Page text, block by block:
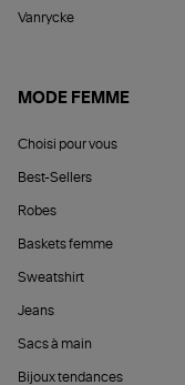
Vanrycke
MODE FEMME
Choisi pour vous
Best-Sellers
Robes
Baskets femme
Sweatshirt
Jeans
Sacs à main
Bijoux tendances